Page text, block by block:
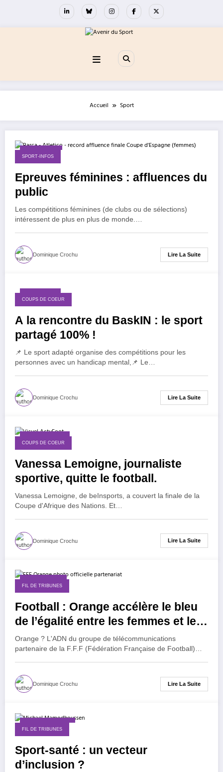
Accueil Sport
18 mai 2026
SPORT-INFOS
Epreuves féminines : affluences du
public
Les compétitions féminines (de clubs ou de sélections)
intéressent de plus en plus de monde.…
Dominique Crochu Lire La Suite
6 avril 2026
COUPS DE COEUR
A la rencontre du BaskIN : le sport
partagé 100% !
📌 Le sport adapté organise des compétitions pour les
personnes avec un handicap mental,📌 Le…
Dominique Crochu Lire La Suite
COUPS DE COEUR
Vanessa Lemoigne, journaliste
sportive, quitte le football.
Vanessa Lemoigne, de beInsports, a couvert la finale de la
Coupe d'Afrique des Nations. Et…
Dominique Crochu Lire La Suite
6 janvier 2026
FIL DE TRIBUNES
Football : Orange accélère le bleu
de l’égalité entre les femmes et les
hommes !
Orange ? L'ADN du groupe de télécommunications
partenaire de la F.F.F (Fédération Française de Football)…
Dominique Crochu Lire La Suite
FIL DE TRIBUNES
Sport-santé : un vecteur
d’inclusion ?